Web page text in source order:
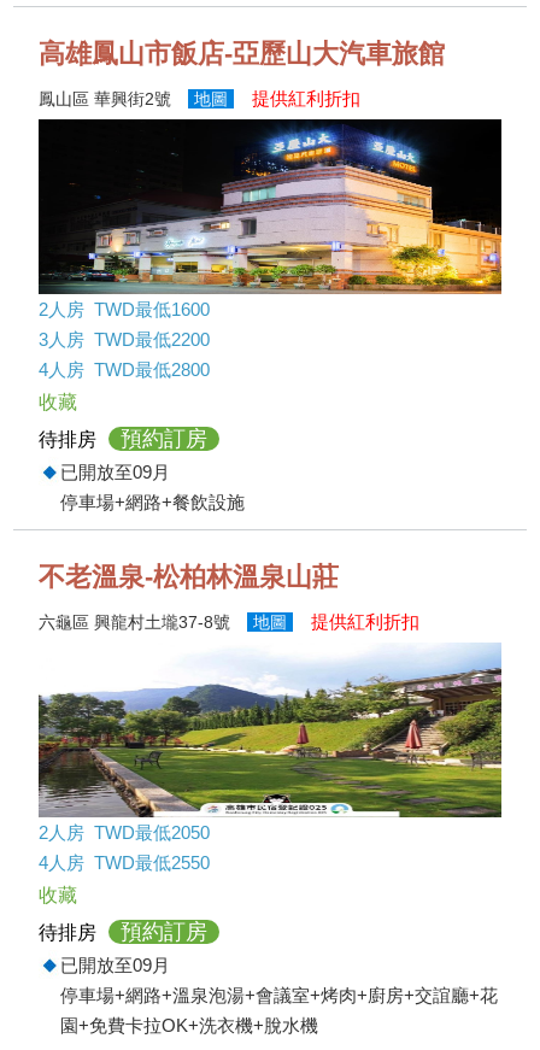
高雄鳳山市飯店-亞歷山大汽車旅館
鳳山區 華興街2號 地圖 提供紅利折扣
2人房 TWD最低1600
3人房 TWD最低2200
4人房 TWD最低2800
收藏
待排房
預約訂房
已開放至09月
停車場+網路+餐飲設施
不老溫泉-松柏林溫泉山莊
六龜區 興龍村土壠37-8號 地圖 提供紅利折扣
2人房 TWD最低2050
4人房 TWD最低2550
收藏
待排房
預約訂房
已開放至09月
停車場+網路+溫泉泡湯+會議室+烤肉+廚房+交誼廳+花
園+免費卡拉OK+洗衣機+脫水機